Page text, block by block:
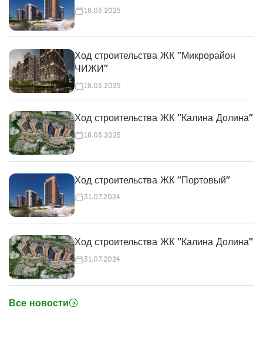
18.03.2025
Ход строительства ЖК "Микрорайон
ЧИЖИ"
18.03.2025
Ход строительства ЖК "Калина Долина"
18.03.2025
Ход строительства ЖК "Портовый"
31.07.2024
Ход строительства ЖК "Калина Долина"
31.07.2024
Все новости